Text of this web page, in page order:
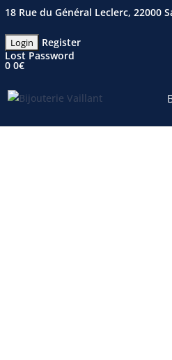
18 Rue du Général Leclerc, 22000
Register
Lost Password
0 0€